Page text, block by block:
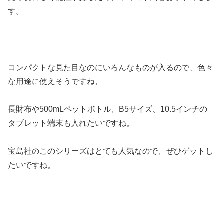
す。
コンパクトな見た目なのにいろんなものが入るので、色々
な用途に使えそうですね。
長財布や500mLペットボトル、B5サイズ、10.5インチの
タブレット端末も入れたいですね。
宝島社のこのシリーズはとても人気なので、ぜひゲットし
たいですね。